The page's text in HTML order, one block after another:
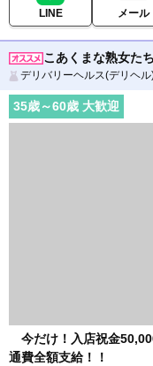
LINE メール
こあくまな熟女た
デリバリーヘルス(デリヘル
35歳～60歳 大歓迎
今だけ！入店祝金
通費全額支給！！